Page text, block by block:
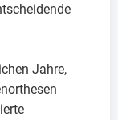
Jahre,